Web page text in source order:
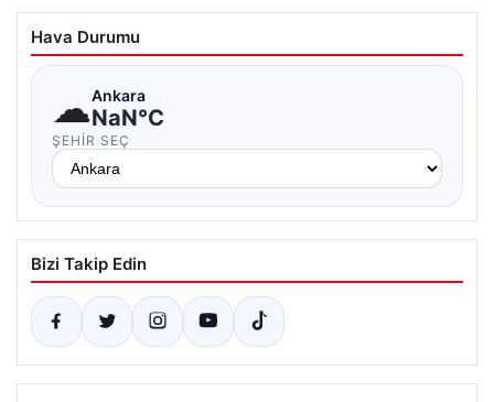
Hava Durumu
☁Ankara
NaN°C
ŞEHIR SEÇ
Bizi Takip Edin